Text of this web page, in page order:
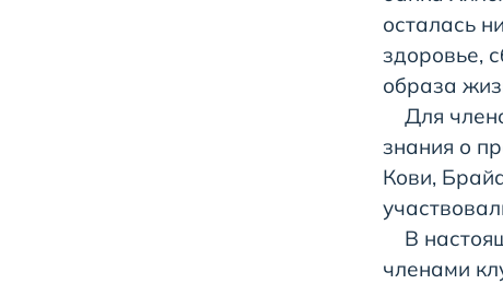
осталась
здоровье,
образа
Для
знания о
Кови,
В
членами